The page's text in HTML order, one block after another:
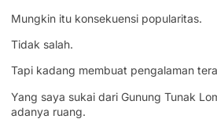
Mungkin itu konsekuensi popularitas.
Tidak salah.
Tapi kadang membuat pengalaman
Yang saya sukai dari Gunung Tunak
adanya ruang.